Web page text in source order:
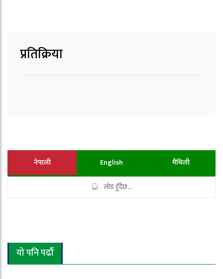
प्रतिक्रिया
नेपाली English मैथिली
लोड हुँदैछ...
यो पनि पढौँ